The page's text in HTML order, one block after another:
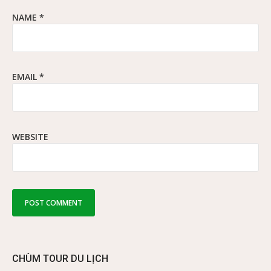
NAME *
EMAIL *
WEBSITE
CHÙM TOUR DU LỊCH